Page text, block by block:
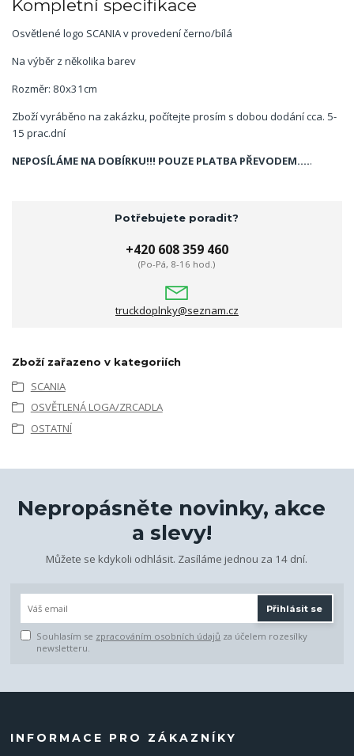
Kompletní specifikace
Osvětlené logo SCANIA v provedení černo/bílá
Na výběr z několika barev
Rozměr: 80x31cm
Zboží vyráběno na zakázku, počítejte prosím s dobou dodání cca. 5-
15 prac.dní
NEPOSÍLÁME NA DOBÍRKU!!! POUZE PLATBA PŘEVODEM.....
Potřebujete poradit?
+420 608 359 460
(Po-Pá, 8-16 hod.)
truckdoplnky@seznam.cz
Zboží zařazeno v kategoriích
SCANIA
OSVĚTLENÁ LOGA/ZRCADLA
OSTATNÍ
Nepropásněte novinky, akce
a slevy!
Můžete se kdykoli odhlásit. Zasíláme jednou za 14 dní.
Přihlásit se
Souhlasím se zpracováním osobních údajů za účelem rozesílky
newsletteru.
INFORMACE PRO ZÁKAZNÍKY